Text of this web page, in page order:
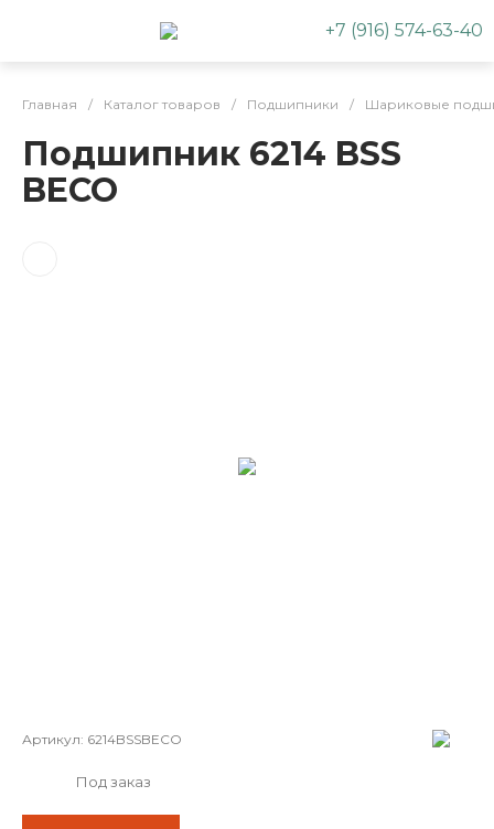
+7 (916) 574-63-40
Главная / Каталог товаров / Подшипники / Шариковые
Подшипник 6214 BSS
BECO
Артикул: 6214BSSBECO
Под заказ